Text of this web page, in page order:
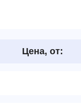
Цена, от: